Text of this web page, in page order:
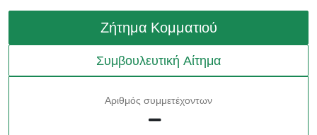
Ζήτημα Κομματιού
Συμβουλευτική Αίτημα
Αριθμός συμμετέχοντων